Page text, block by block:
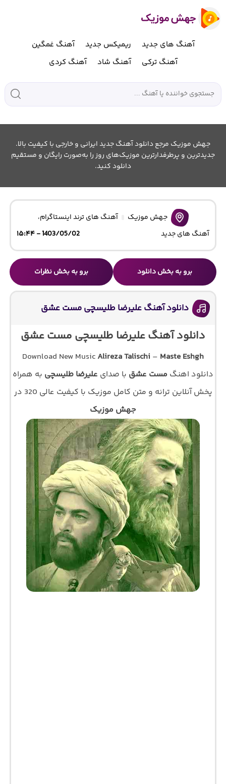
آهنگ های جدید ریمیکس جدید
آهنگ غمگین
آهنگ ترکی
آهنگ شاد آهنگ کردی
جهش موزیک مرجع دانلود آهنگ جدید ایرانی و خارجی با کیفیت بالا.
جدیدترین و پرطرفدارترین موزیک‌های روز را به‌صورت رایگان و مستقیم
دانلود کنید.
جهش موزیک آهنگ های ترند اینستاگرام،
آهنگ های جدید
1403/05/02 - ۱۵:۴۴
برو به بخش دانلود برو به بخش نظرات
دانلود آهنگ علیرضا طلیسچی مست عشق
دانلود آهنگ علیرضا طلیسچی مست عشق
Download New Music Alireza Talischi – Maste Eshgh
دانلود اهنگ مست عشق با صدای علیرضا طلیسچی به همراه
پخش آنلاین ترانه و متن کامل موزیک با کیفیت عالی 320 در
جهش موزیک